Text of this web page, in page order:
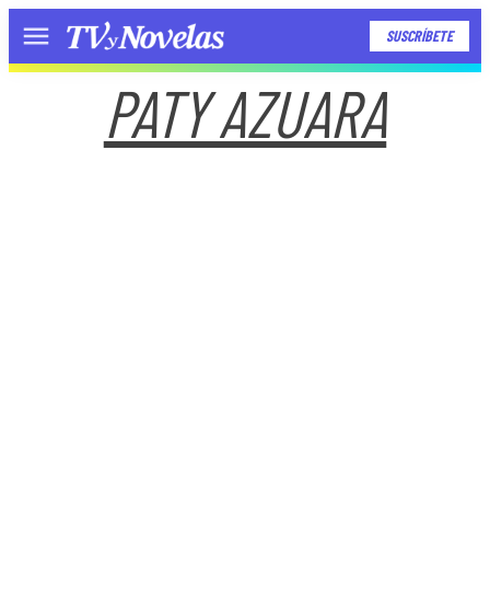
Menú SUSCRÍBETE
PATY AZUARA